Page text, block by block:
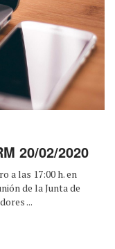
20/02/2020
a las 17:00 h. en
de la Junta de
...